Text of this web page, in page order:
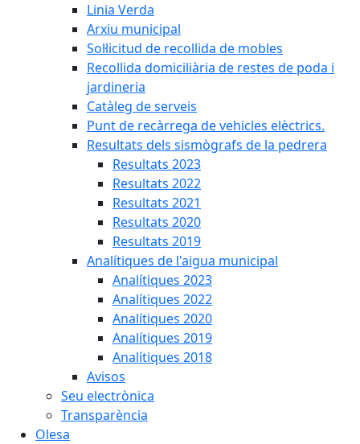
Linia Verda
Arxiu municipal
Sol·licitud de recollida de mobles
Recollida domiciliària de restes de poda i
jardineria
Catàleg de serveis
Punt de recàrrega de vehicles elèctrics.
Resultats dels sismògrafs de la pedrera
Resultats 2023
Resultats 2022
Resultats 2021
Resultats 2020
Resultats 2019
Analítiques de l'aigua municipal
Analítiques 2023
Analítiques 2022
Analítiques 2020
Analítiques 2019
Analítiques 2018
Avisos
Seu electrònica
Transparència
Olesa